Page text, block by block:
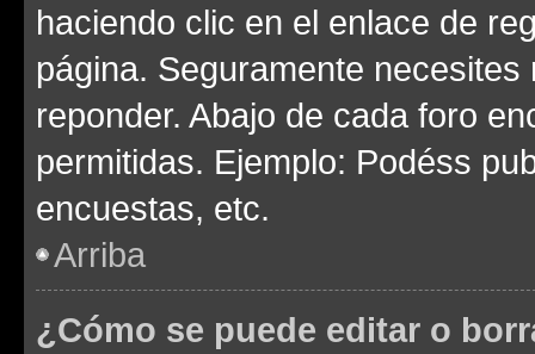
haciendo clic en el enlace de
página. Seguramente
reponder. Abajo de cada foro
permitidas. Ejemplo: Podéss
encuestas, etc.
Arriba
¿Cómo se puede editar o